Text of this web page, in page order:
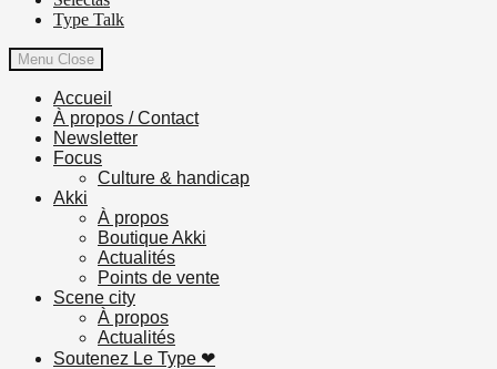
Type Talk
Menu Close
Accueil
À propos / Contact
Newsletter
Focus
Culture & handicap
Akki
À propos
Boutique Akki
Actualités
Points de vente
Scene city
À propos
Actualités
Soutenez Le Type ❤︎